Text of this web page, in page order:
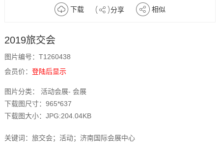
下载 分享 相似
2019旅交会
图片编号：T1260438
会员价： 登陆后显示
图片分类： 活动会展- 会展
下载图尺寸：965*637
下载图大小：JPG:204.04KB
关键词：旅交会；活动；济南国际会展中心